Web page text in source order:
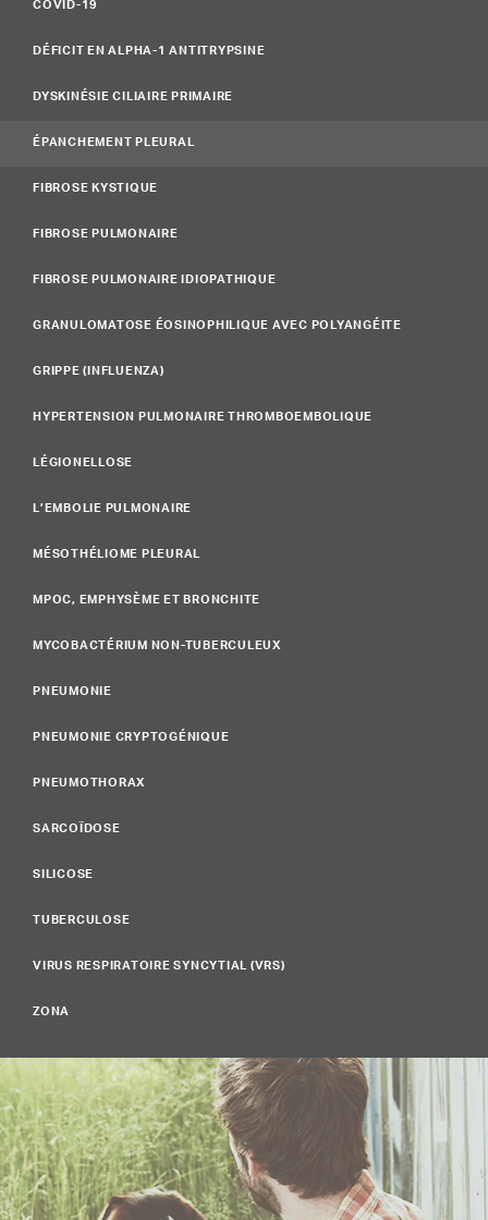
COVID-19
DÉFICIT EN ALPHA-1 ANTITRYPSINE
DYSKINÉSIE CILIAIRE PRIMAIRE
ÉPANCHEMENT PLEURAL
FIBROSE KYSTIQUE
FIBROSE PULMONAIRE
FIBROSE PULMONAIRE IDIOPATHIQUE
GRANULOMATOSE ÉOSINOPHILIQUE AVEC POLYANGÉITE
GRIPPE (INFLUENZA)
HYPERTENSION PULMONAIRE THROMBOEMBOLIQUE
LÉGIONELLOSE
L’EMBOLIE PULMONAIRE
MÉSOTHÉLIOME PLEURAL
MPOC, EMPHYSÈME ET BRONCHITE
MYCOBACTÉRIUM NON-TUBERCULEUX
PNEUMONIE
PNEUMONIE CRYPTOGÉNIQUE
PNEUMOTHORAX
SARCOÏDOSE
SILICOSE
TUBERCULOSE
VIRUS RESPIRATOIRE SYNCYTIAL (VRS)
ZONA